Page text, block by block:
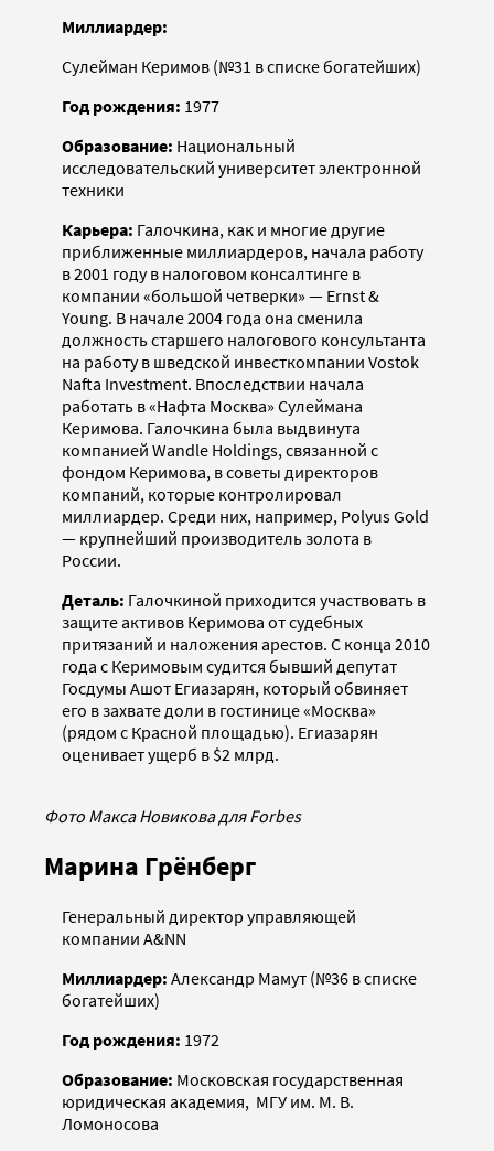
Миллиардер:
Сулейман Керимов (№31 в списке богатейших)
Год рождения: 1977
Образование: Национальный
исследовательский университет электронной
техники
Карьера: Галочкина, как и многие другие
приближенные миллиардеров, начала работу
в 2001 году в налоговом консалтинге в
компании «большой четверки» — Ernst &
Young. В начале 2004 года она сменила
должность старшего налогового консультанта
на работу в шведской инвесткомпании Vostok
Nafta Investment. Впоследствии начала
работать в «Нафта Москва» Сулеймана
Керимова. Галочкина была выдвинута
компанией Wandle Holdings, связанной с
фондом Керимова, в советы директоров
компаний, которые контролировал
миллиардер. Среди них, например, Polyus Gold
— крупнейший производитель золота в
России.
Деталь: Галочкиной приходится участвовать в
защите активов Керимова от судебных
притязаний и наложения арестов. С конца 2010
года с Керимовым судится бывший депутат
Госдумы Ашот Егиазарян, который обвиняет
его в захвате доли в гостинице «Москва»
(рядом с Красной площадью). Егиазарян
оценивает ущерб в $2 млрд.
Фото Макса Новикова для Forbes
Марина Грёнберг
Генеральный директор управляющей
компании A&NN
Миллиардер: Александр Мамут (№36 в списке
богатейших)
Год рождения: 1972
Образование: Московская государственная
юридическая академия, МГУ им. М. В.
Ломоносова